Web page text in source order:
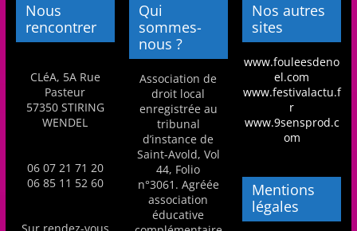
Nous
rencontrer
CLéA, 5A Rue
Pasteur
57350 STIRING
WENDEL
06 07 21 71 20
06 85 11 52 60
Qui
sommes-
nous ?
Association de
droit local
enregistrée au
tribunal
d’instance de
Saint-Avold, Vol
44, Folio
n°3061. Agréée
association
éducative
Nos autres
sites
www.fouleesdeno
el.com
www.festivalactu.f
r
www.9sensprod.c
om
Mentions
légales